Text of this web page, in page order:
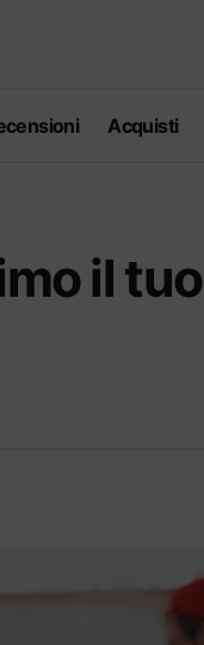
Acquisti
il tuo